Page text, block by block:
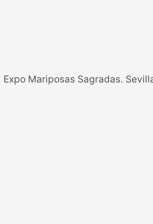
Expo Mariposas Sagradas.